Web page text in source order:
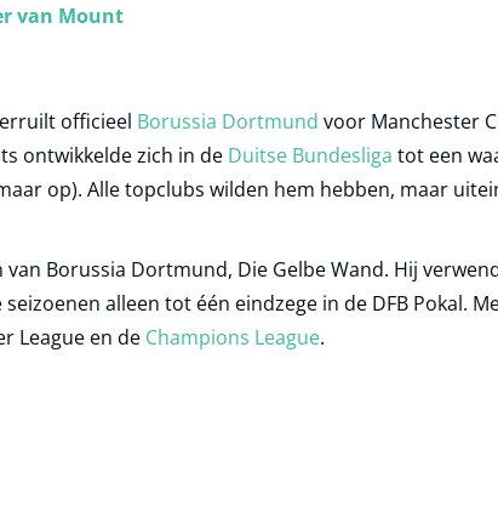
van Mount
officieel Borussia Dortmund voor Manchester
ontwikkelde zich in de Duitse Bundesliga tot een
op). Alle topclubs wilden hem hebben, maar
Borussia Dortmund, Die Gelbe Wand. Hij
alleen tot één eindzege in de DFB Pokal.
League en de Champions League.